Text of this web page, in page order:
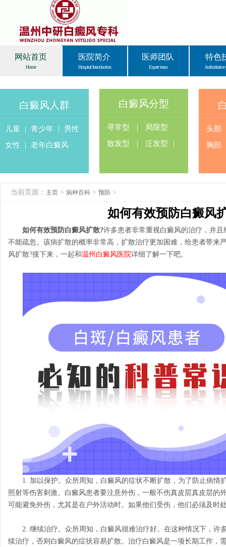
网站首页
Home
医院简介
Hospital Introduction
医师团队
Expert team
特色
Authoritative
白癜风人群
儿童 | 青少年 |
男性
女性
| 老年白癜风
白癜风分型
寻常型 |
局限型
散发型
| 泛发型 |
头部
胸部
当前页面： 主页 > 病种百科 > 预防 >
如何有效预防白癜风
如何有效预防白癜风扩散?许多患者非常重视白癜风的治疗，并
不能疏忽。该病扩散的概率非常高，扩散治疗更加困难，给患者带来
风扩散?接下来，一起和温州白癜风医院详细了解一下吧。
1. 加以保护。众所周知，白癜风的症状不断扩散，为了防止病情
照射等伤害刺激。白癜风患者要注意外伤，一般不伤真皮层真皮层的
可能避免外伤，尤其是在户外活动时。如果他们受伤，他们必须及时
2. 继续治疗。众所周知，白癜风很难治疗好。在这种情况下，许
续治疗，否则白癜风的症状容易扩散。治疗白癜风是一项长期工作，